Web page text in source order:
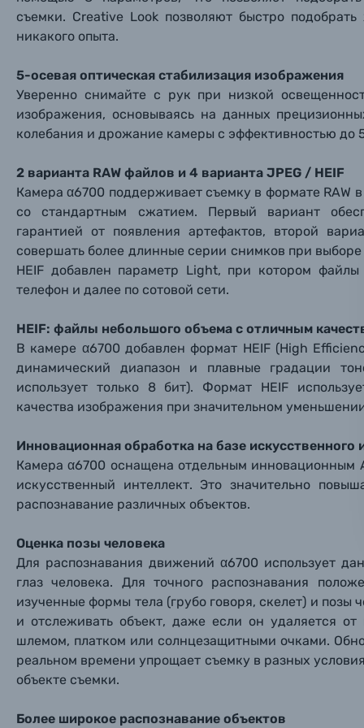
Мы
Тема
Ваш
Мы
Тема
Ваш
Пленочные фотоаппараты
Фотокамеры моментальной печати
Видеокамеры
Объективы для фотоаппаратов
Вспышки для фотоаппаратов
Аксессуары для фото и видеокамер
Электроника
Материалы
Осветительное оборудование
Фоторамки
Фотоальбомы
Книги о фотографии, альбомы известных
Солнцезащитные очки
Б/У фототехника (Комиссионные товары)
Заказ
Вами с
Имя*
Номер
съемки. Creative Look позволяют быстро
никакого опыта.
5-осевая оптическая стабилизация изображения
Уверенно снимайте с рук при низкой
изображения, основываясь на данных
колебания и дрожание камеры с эффективностью до
2 варианта RAW файлов и 4 варианта JPEG / HEIF
Камера α6700 поддерживает съемку в формате RAW
со стандартным сжатием. Первый вариант
гарантией от появления артефактов, второй
совершать более длинные серии снимков при
HEIF добавлен параметр Light, при котором
телефон и далее по сотовой сети.
HEIF: файлы небольшого объема с отличным
В камере α6700 добавлен формат HEIF (High
динамический диапазон и плавные градации
использует только 8 бит). Формат HEIF
качества изображения при значительном
Инновационная обработка на базе искусственного
Камера α6700 оснащена отдельным инновационным
искусственный интеллект. Это значительно
распознавание различных объектов.
Оценка позы человека
Для распознавания движений α6700 использует
глаз человека. Для точного распознавания
изученные формы тела (грубо говоря, скелет) и позы
и отслеживать объект, даже если он удаляется
шлемом, платком или солнцезащитными очками.
реальном времени упрощает съемку в разных
объекте съемки.
Более широкое распознавание объектов
Мы
Тема
Ваш